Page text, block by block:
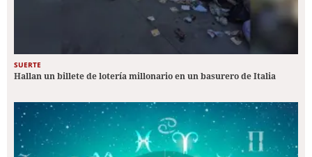
SUERTE
Hallan un billete de lotería millonario en un basurero de Italia